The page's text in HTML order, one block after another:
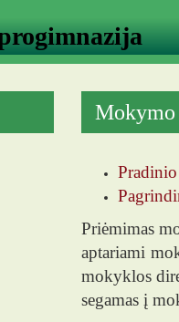
Mokymo
Priėmimas
aptariami
mokyklos
segamas į